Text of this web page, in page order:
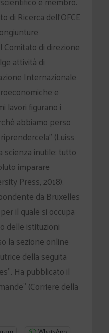
di Ricerca dell’OFCE
di direzione
attività di
Internazionale
e
lavori figurano i
abbiamo perso
(Luiss
scienza inutile: tutto
imparare
Press, 2018).
da Bruxelles
il quale si occupa
delle istituzioni
la sezione online
della seguita
Ha pubblicato il
(Corriere della